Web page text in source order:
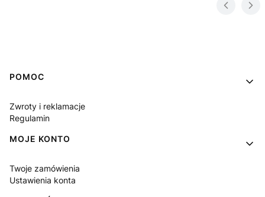
Linki w stopce
POMOC
Zwroty i reklamacje
Regulamin
MOJE KONTO
Twoje zamówienia
Ustawienia konta